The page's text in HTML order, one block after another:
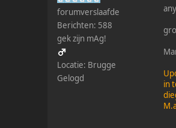
forumverslaafde
Berichten: 588
gek zijn mAg!
Locatie: Brugge
Gelogd
in